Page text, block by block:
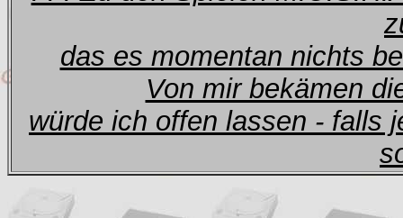
das es momentan nichts
Von mir bekämen
würde ich offen lassen - falls